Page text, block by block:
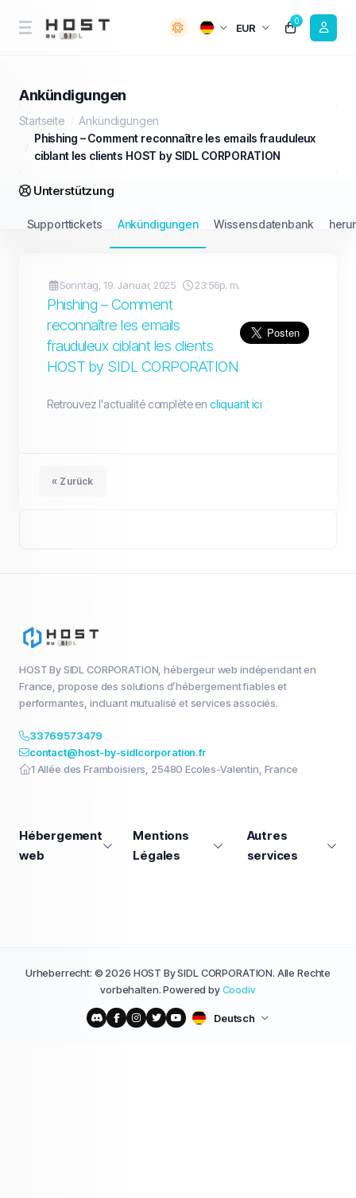
EUR
0
Ankündigungen
Startseite
Ankündigungen
Phishing – Comment reconnaître les emails frauduleux
ciblant les clients HOST by SIDL CORPORATION
Unterstützung
Supporttickets Ankündigungen Wissensdatenbank
Sonntag, 19. Januar, 2025 23:56p. m.
Phishing – Comment
reconnaître les emails
frauduleux ciblant les clients
HOST by SIDL CORPORATION
Retrouvez l'actualité complète en cliquant ici
« Zurück
HOST By SIDL CORPORATION, hébergeur web indépendant en
France, propose des solutions d’hébergement fiables et
performantes, incluant mutualisé et services associés.
33769573479
contact@host-by-sidlcorporation.fr
1 Allée des Framboisiers, 25480 Ecoles-Valentin, France
Hébergement
web
Mentions
Légales
Autres
services
Urheberrecht: © 2026 HOST By SIDL CORPORATION. Alle Rechte
vorbehalten. Powered byCoodiv
Deutsch